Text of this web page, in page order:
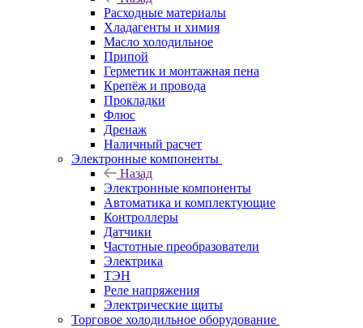
Расходные материалы
Хладагенты и химия
Масло холодильное
Припой
Герметик и монтажная пена
Крепёж и провода
Прокладки
Флюс
Дренаж
Наличный расчет
Электронные компоненты
Назад
Электронные компоненты
Автоматика и комплектующие
Контроллеры
Датчики
Частотные преобразователи
Электрика
ТЭН
Реле напряжения
Электрические щиты
Торговое холодильное оборудование